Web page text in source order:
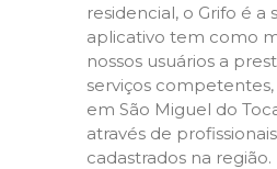
residencial, o Grifo é a
aplicativo tem como
nossos usuários a
serviços
em São Miguel do
através de
cadastrados na região.